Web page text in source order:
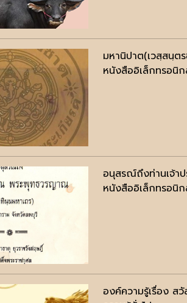
มหานิปาต(เวสฺสนฺ
หนังสืออิเล็กทรอนิ
อนุสรณ์ถึงท่านเจ้
หนังสืออิเล็กทรอนิ
องค์ความรู้เรื่อง